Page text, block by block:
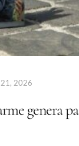
21, 2026
genera